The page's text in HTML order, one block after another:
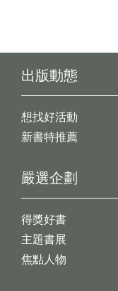
出版動態
想找好活動
新書特推薦
嚴選企劃
得獎好書
主題書展
焦點人物